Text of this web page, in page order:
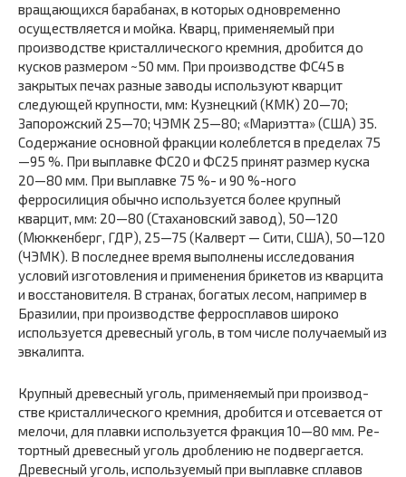
вращающихся барабанах, в которых одновре­менно
осуществляется и мойка. Кварц, применяемый при
производстве кристаллического кремния, дробится до
кус­ков размером ~50 мм. При производстве ФС45 в
закрытых печах разные заводы используют кварцит
следующей круп­ности, мм: Кузнецкий (КМК) 20—70;
Запорожский 25—70; ЧЭМК 25—80; «Мариэтта» (США) 35.
Содержание основ­ной фракции колеблется в пределах 75
—95 %. При выплав­ке ФС20 и ФС25 принят размер куска
20—80 мм. При вып­лавке 75 %- и 90 %-ного
ферросилиция обычно используется более крупный
кварцит, мм: 20—80 (Стахановский завод), 50—120
(Мюккенберг, ГДР), 25—75 (Калверт — Сити, США), 50—120
(ЧЭМК). В последнее время выполнены исследования
условий изготовления и применения брикетов из кварцита
и восстановителя. В странах, богатых лесом, например в
Бразилии, при производстве ферроспла­вов широко
используется древесный уголь, в том числе по­лучаемый из
эвкалипта.
Крупный древесный уголь, применяемый при производ­
стве кристаллического кремния, дробится и отсевается от
мелочи, для плавки используется фракция 10—80 мм. Ре­
тортный древесный уголь дроблению не подвергается.
Дре­весный уголь, используемый при выплавке сплавов